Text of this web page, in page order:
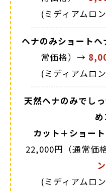
(ミディアムロ
ヘナのみショートヘ
常価格）→
(ミディアムロ
天然ヘナのみでし
カット＋ショー
22,000円（通常価
(ミディアムロ